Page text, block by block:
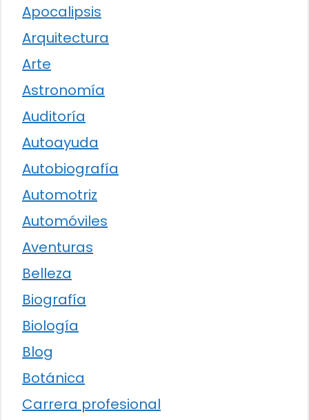
Apocalipsis
Arquitectura
Arte
Astronomía
Auditoría
Autoayuda
Autobiografía
Automotriz
Automóviles
Aventuras
Belleza
Biografía
Biología
Blog
Botánica
Carrera profesional